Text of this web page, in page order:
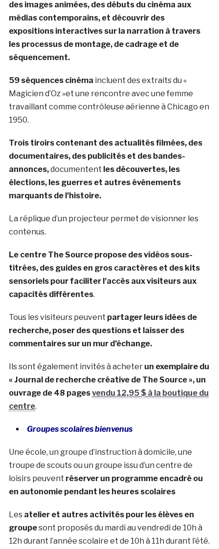
des images animées, des débuts du cinéma aux
médias contemporains, et découvrir des
expositions interactives sur la narration à travers
les processus de montage, de cadrage et de
séquencement.
59 séquences cinéma incluent des extraits du «
Magicien d’Oz »et une rencontre avec une femme
travaillant comme contrôleuse aérienne à Chicago en
1950.
Trois tiroirs contenant des actualités filmées, des
documentaires, des publicités et des bandes-
annonces,documentent les découvertes, les
élections, les guerres et autres événements
marquants de l’histoire.
La réplique d’un projecteur permet de visionner les
contenus.
Le centre The Source propose des vidéos sous-
titrées, des guides en gros caractères et des kits
sensoriels pour faciliter l’accès aux visiteurs aux
capacités différentes.
Tous les visiteurs peuvent partager leurs idées de
recherche, poser des questions et laisser des
commentaires sur un mur d’échange.
Ils sont également invités à acheter un exemplaire du
« Journal de recherche créative de The Source », un
ouvrage de 48 pagesvendu 12,95 $ à la boutique du
centre.
Groupes scolaires bienvenus
Une école, un groupe d’instruction à domicile, une
troupe de scouts ou un groupe issu d’un centre de
loisirs peuvent réserver un programme encadré ou
en autonomie pendant les heures scolaires
Les atelier et autres activités pour les élèves en
groupesont proposés du mardi au vendredi de 10h à
12h durant l’année scolaire et de 10h à 11h durant l’été.